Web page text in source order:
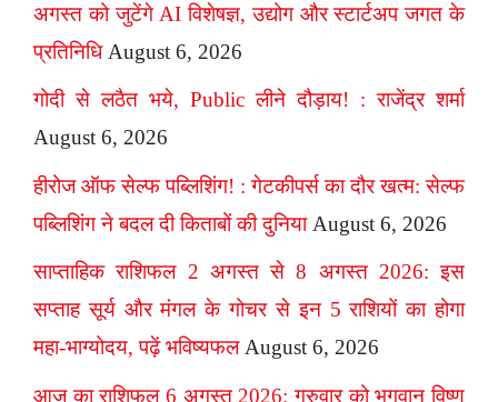
अगस्त को जुटेंगे AI विशेषज्ञ, उद्योग और स्टार्टअप जगत के
प्रतिनिधि August 6, 2026
गोदी से लठैत भये, Public लीने दौड़ाय! : राजेंद्र शर्मा
August 6, 2026
हीरोज ऑफ सेल्फ पब्लिशिंग! : गेटकीपर्स का दौर खत्म: सेल्फ
पब्लिशिंग ने बदल दी किताबों की दुनिया August 6, 2026
साप्ताहिक राशिफल 2 अगस्त से 8 अगस्त 2026: इस
सप्ताह सूर्य और मंगल के गोचर से इन 5 राशियों का होगा
महा-भाग्योदय, पढ़ें भविष्यफल August 6, 2026
आज का राशिफल 6 अगस्त 2026: गुरुवार को भगवान विष्णु